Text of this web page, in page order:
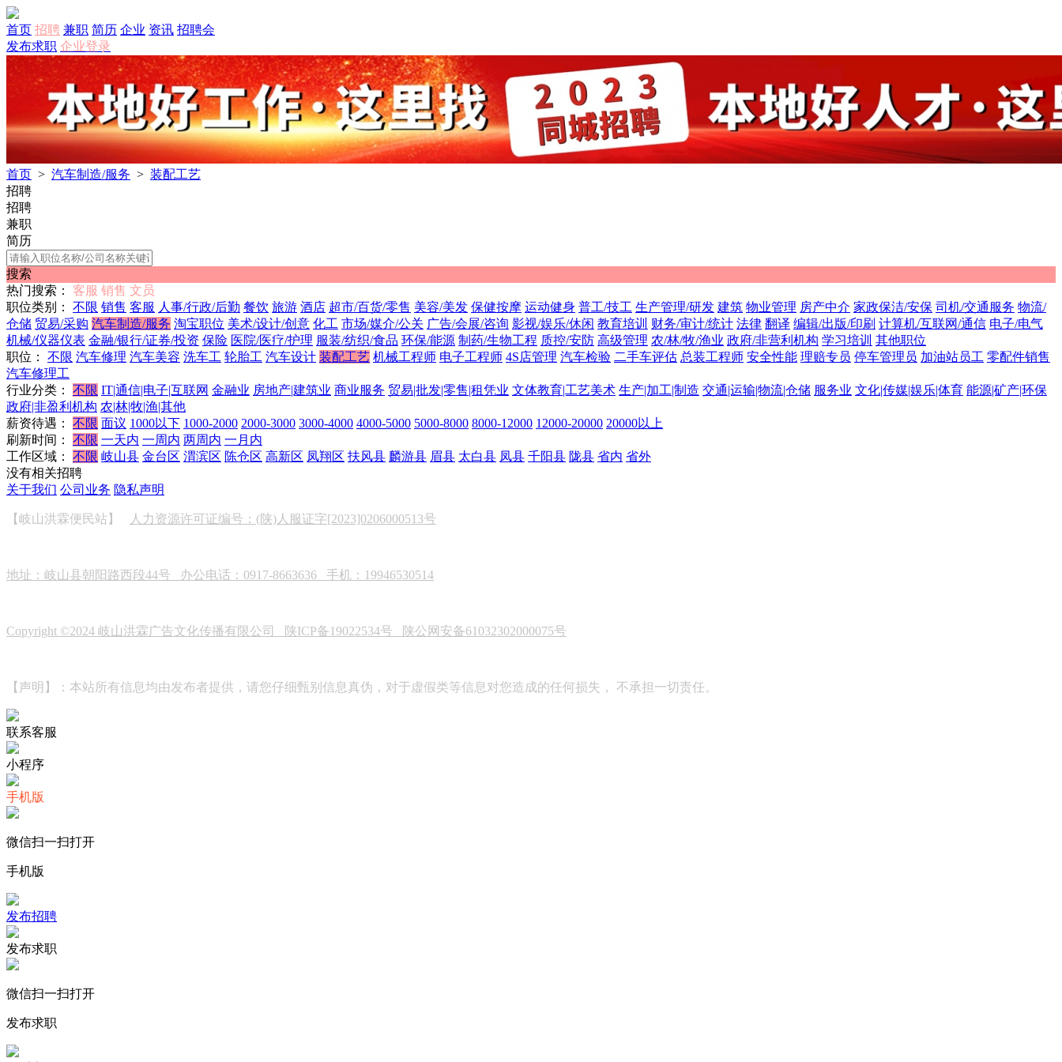
首页 招聘 兼职 简历 企业 资讯 招聘会
发布求职 企业登录
首页 > 汽车制造/服务 > 装配工艺
招聘
招聘
兼职
简历
搜索
热门搜索：
客服 销售 文员
职位类别：
不限 销售 客服 人事/行政/后勤 餐饮 旅游 酒店 超市/百货/零售 美容/美发 保健按摩 运动健身 普工/技工 生产管理/研发 建筑 物业管理 房产中介 家政保洁/安保 司机/交通服务 物流/
仓储 贸易/采购 汽车制造/服务 淘宝职位 美术/设计/创意 化工 市场/媒介/公关 广告/会展/咨询 影视/娱乐/休闲 教育培训 财务/审计/统计 法律 翻译 编辑/出版/印刷 计算机/互联网/通信 电子/电气
机械/仪器仪表 金融/银行/证券/投资 保险 医院/医疗/护理 服装/纺织/食品 环保/能源 制药/生物工程 质控/安防 高级管理 农/林/牧/渔业 政府/非营利机构 学习培训 其他职位
职位：
不限 汽车修理 汽车美容 洗车工 轮胎工 汽车设计 装配工艺 机械工程师 电子工程师 4S店管理 汽车检验 二手车评估 总装工程师 安全性能 理赔专员 停车管理员 加油站员工 零配件销售
汽车修理工
行业分类：
不限 IT|通信|电子|互联网 金融业 房地产|建筑业 商业服务 贸易|批发|零售|租凭业 文体教育|工艺美术 生产|加工|制造 交通|运输|物流|仓储 服务业 文化|传媒|娱乐|体育 能源|矿产|环保
政府|非盈利机构 农|林|牧|渔|其他
薪资待遇：
不限 面议 1000以下 1000-2000 2000-3000 3000-4000 4000-5000 5000-8000 8000-12000 12000-20000 20000以上
刷新时间：
不限 一天内 一周内 两周内 一月内
工作区域：
不限 岐山县 金台区 渭滨区 陈仓区 高新区 凤翔区 扶风县 麟游县 眉县 太白县 凤县 千阳县 陇县 省内 省外
没有相关招聘
关于我们 公司业务 隐私声明
【岐山洪霖便民站】 人力资源许可证编号：(陕)人服证字[2023]0206000513号
地址：岐山县朝阳路西段44号 办公电话：0917-8663636 手机：19946530514
Copyright ©2024 岐山洪霖广告文化传播有限公司 陕ICP备19022534号 陕公网安备61032302000075号
【声明】：本站所有信息均由发布者提供，请您仔细甄别信息真伪，对于虚假类等信息对您造成的任何损失， 不承担一切责任。
联系客服
小程序
手机版
微信扫一扫打开
手机版
发布招聘
发布求职
微信扫一扫打开
发布求职